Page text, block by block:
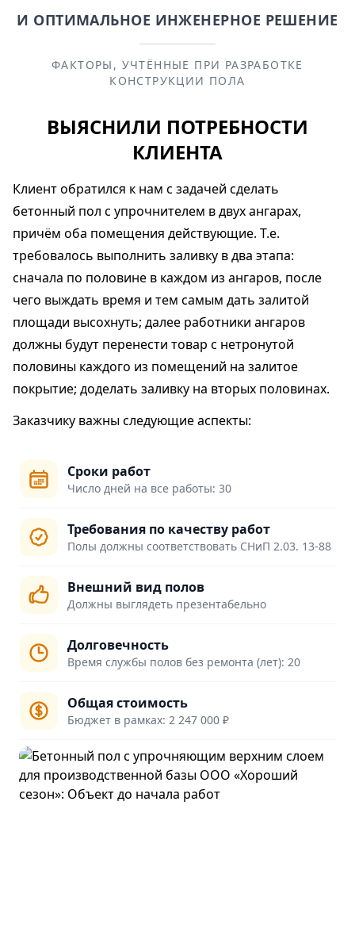
И ОПТИМАЛЬНОЕ ИНЖЕНЕРНОЕ РЕШЕНИЕ
ФАКТОРЫ, УЧТЁННЫЕ ПРИ РАЗРАБОТКЕ
КОНСТРУКЦИИ ПОЛА
ВЫЯСНИЛИ ПОТРЕБНОСТИ
КЛИЕНТА
Клиент обратился к нам с задачей сделать
бетонный пол с упрочнителем в двух ангарах,
причём оба помещения действующие. Т.е.
требовалось выполнить заливку в два этапа:
сначала по половине в каждом из ангаров, после
чего выждать время и тем самым дать залитой
площади высохнуть; далее работники ангаров
должны будут перенести товар с нетронутой
половины каждого из помещений на залитое
покрытие; доделать заливку на вторых половинах.
Заказчику важны следующие аспекты:
Сроки работ
Число дней на все работы: 30
Требования по качеству работ
Полы должны соответствовать СНиП 2.03. 13-88
Внешний вид полов
Должны выглядеть презентабельно
Долговечность
Время службы полов без ремонта (лет): 20
Общая стоимость
Бюджет в рамках: 2 247 000 ₽